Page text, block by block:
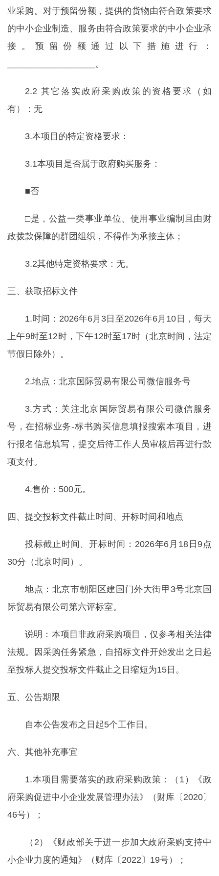
业采购。对于预留份额，提供的货物由符合政策要求
的中小企业制造、服务由符合政策要求的中小企业承
接。预留份额通过以下措施进行：
__________________。
2.2 其它落实政府采购政策的资格要求（如
有）：无
3.本项目的特定资格要求：
3.1本项目是否属于政府购买服务：
■否
□是，公益一类事业单位、使用事业编制且由财
政拨款保障的群团组织，不得作为承接主体；
3.2其他特定资格要求：无。
三、获取招标文件
1.时间：2026年6月3日至2026年6月10日，每天
上午9时至12时，下午12时至17时（北京时间，法定
节假日除外）。
2.地点：北京国际贸易有限公司微信服务号
3.方式：关注北京国际贸易有限公司微信服务
号，在招标业务-标书购买信息填报搜索本项目，进
行报名信息填写，提交后待工作人员审核后再进行款
项支付。
4.售价：500元。
四、提交投标文件截止时间、开标时间和地点
投标截止时间、开标时间：2026年6月18日9点
30分（北京时间）。
地点：北京市朝阳区建国门外大街甲3号北京国
际贸易有限公司第六评标室。
说明：本项目非政府采购项目，仅参考相关法律
法规。因采购任务紧急，自招标文件开始发出之日起
至投标人提交投标文件截止之日缩短为15日。
五、公告期限
自本公告发布之日起5个工作日。
六、其他补充事宜
1.本项目需要落实的政府采购政策：（1）《政
府采购促进中小企业发展管理办法》（财库〔2020〕
46号）；
（2）《财政部关于进一步加大政府采购支持中
小企业力度的通知》（财库〔2022〕19号）；